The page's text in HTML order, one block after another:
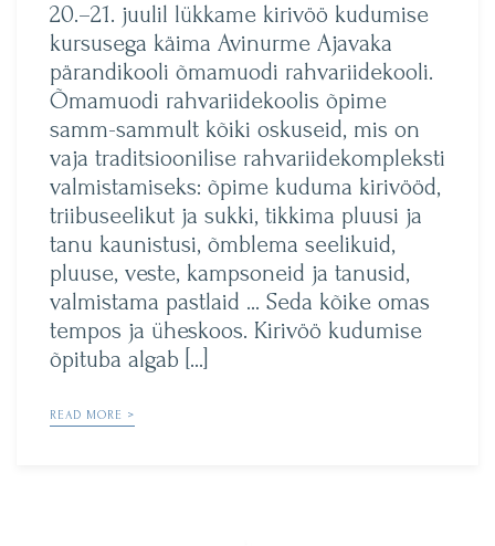
20.–21. juulil lükkame kirivöö kudumise
kursusega käima Avinurme Ajavaka
pärandikooli õmamuodi rahvariidekooli.
Õmamuodi rahvariidekoolis õpime
samm-sammult kõiki oskuseid, mis on
vaja traditsioonilise rahvariidekompleksti
valmistamiseks: õpime kuduma kirivööd,
triibuseelikut ja sukki, tikkima pluusi ja
tanu kaunistusi, õmblema seelikuid,
pluuse, veste, kampsoneid ja tanusid,
valmistama pastlaid … Seda kõike omas
tempos ja üheskoos. Kirivöö kudumise
õpituba algab […]
READ MORE >